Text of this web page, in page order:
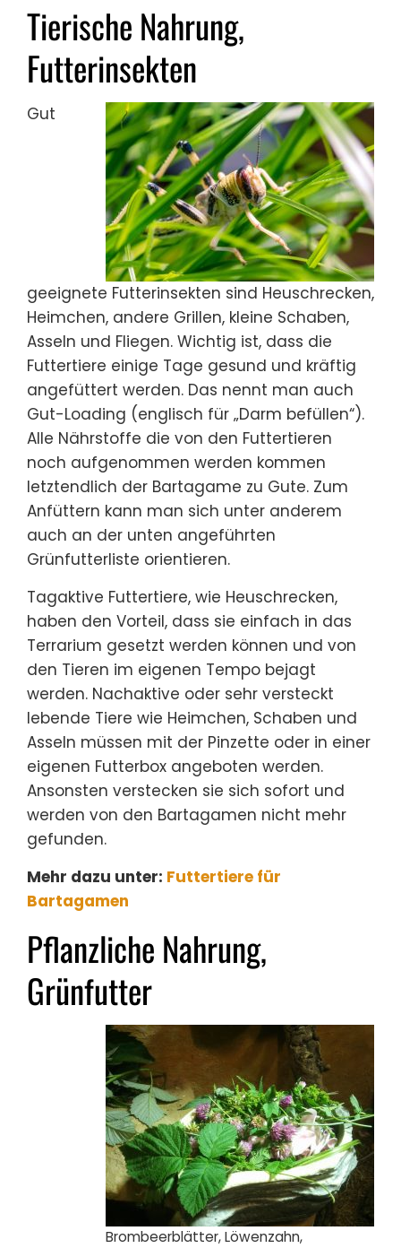
Tierische Nahrung,
Futterinsekten
Gut
geeignete Futterinsekten sind Heuschrecken,
Heimchen, andere Grillen, kleine Schaben,
Asseln und Fliegen. Wichtig ist, dass die
Futtertiere einige Tage gesund und kräftig
angefüttert werden. Das nennt man auch
Gut-Loading (englisch für „Darm befüllen“).
Alle Nährstoffe die von den Futtertieren
noch aufgenommen werden kommen
letztendlich der Bartagame zu Gute. Zum
Anfüttern kann man sich unter anderem
auch an der unten angeführten
Grünfutterliste orientieren.
Tagaktive Futtertiere, wie Heuschrecken,
haben den Vorteil, dass sie einfach in das
Terrarium gesetzt werden können und von
den Tieren im eigenen Tempo bejagt
werden. Nachaktive oder sehr versteckt
lebende Tiere wie Heimchen, Schaben und
Asseln müssen mit der Pinzette oder in einer
eigenen Futterbox angeboten werden.
Ansonsten verstecken sie sich sofort und
werden von den Bartagamen nicht mehr
gefunden.
Mehr dazu unter: Futtertiere für
Bartagamen
Pflanzliche Nahrung,
Grünfutter
Brombeerblätter, Löwenzahn,